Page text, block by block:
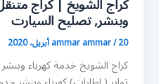
وبنشر, تصليح السيارت
ammar ammar/20 أبريل، 2020
كراج الشويخ خدمة كهرباء